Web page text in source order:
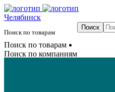
Челябинск
Поиск по товарам
Поиск по товарам
Поиск по компаниям